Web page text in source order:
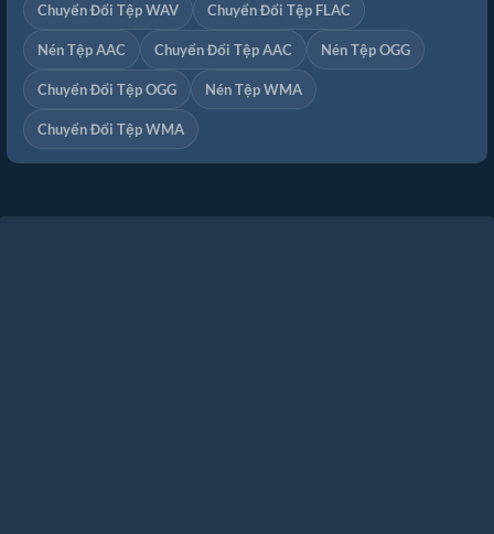
Chuyển Đổi Tệp WAV Chuyển Đổi Tệp FLAC
Nén Tệp AAC Chuyển Đổi Tệp AAC Nén Tệp OGG
Chuyển Đổi Tệp OGG Nén Tệp WMA
Chuyển Đổi Tệp WMA